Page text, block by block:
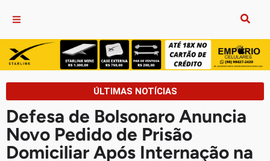
ÚLTIMAS NOTÍCIAS
Defesa de Bolsonaro Anuncia
Novo Pedido de Prisão
Domiciliar Após Internação na